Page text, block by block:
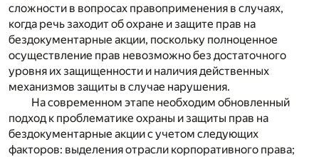
сложности в вопросах правоприменения в случаях,
когда речь заходит об охране и защите прав на
бездокументарные акции, поскольку полноценное
осуществление прав невозможно без достаточного
уровня их защищенности и наличия действенных
механизмов защиты в случае нарушения.
На современном этапе необходим обновленный
подход к проблематике охраны и защиты прав на
бездокументарные акции с учетом следующих
факторов: выделения отрасли корпоративного права;